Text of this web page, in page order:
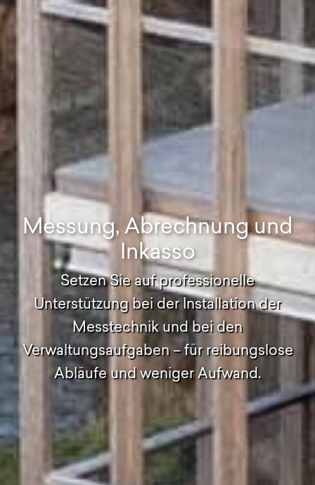
Messung, Abrechnung und
Inkasso
Setzen Sie auf professionelle
Unterstützung bei der Installation der
Messtechnik und bei den
Verwaltungsaufgaben – für reibungslose
Abläufe und weniger Aufwand.